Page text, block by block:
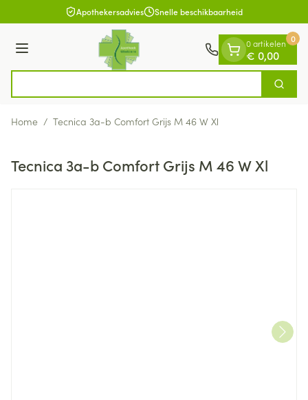
Ga naar de inhoudApothekersadvies Snelle beschikbaarheid
Menu
Zoek
0 artikelen
€ 0,00
0
Home / Tecnica 3a-b Comfort Grijs M 46 W Xl
Tecnica 3a-b Comfort Grijs M 46 W Xl